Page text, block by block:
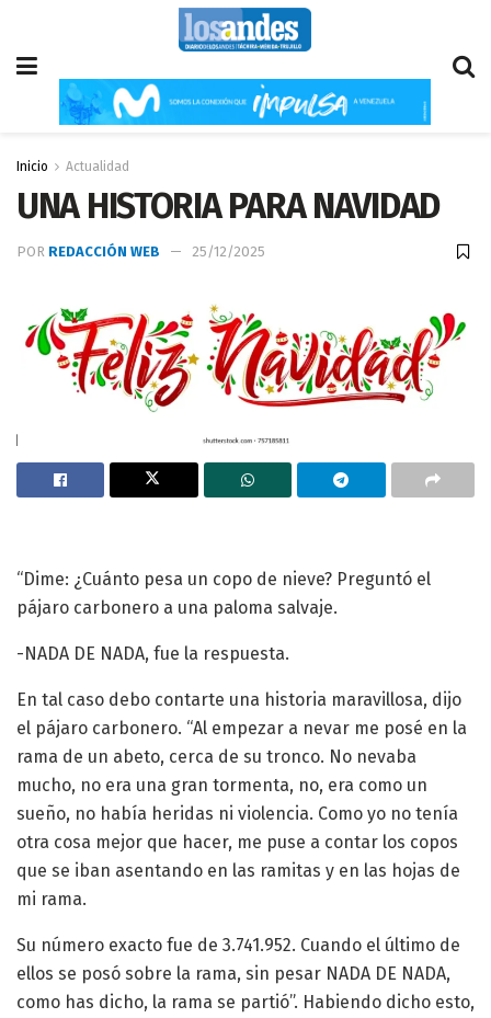
Inicio Actualidad
UNA HISTORIA PARA NAVIDAD
POR REDACCIÓN WEB 25/12/2025
“Dime: ¿Cuánto pesa un copo de nieve? Preguntó el
pájaro carbonero a una paloma salvaje.
-NADA DE NADA, fue la respuesta.
En tal caso debo contarte una historia maravillosa, dijo
el pájaro carbonero. “Al empezar a nevar me posé en la
rama de un abeto, cerca de su tronco. No nevaba
mucho, no era una gran tormenta, no, era como un
sueño, no había heridas ni violencia. Como yo no tenía
otra cosa mejor que hacer, me puse a contar los copos
que se iban asentando en las ramitas y en las hojas de
mi rama.
Su número exacto fue de 3.741.952. Cuando el último de
ellos se posó sobre la rama, sin pesar NADA DE NADA,
como has dicho, la rama se partió”. Habiendo dicho esto,